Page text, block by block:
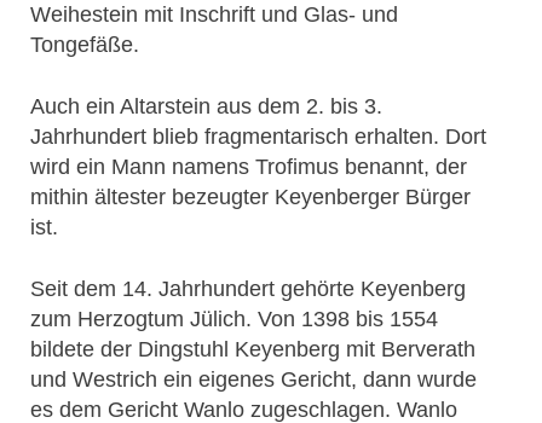
Weihestein mit Inschrift und Glas- und
Tongefäße.
Auch ein Altarstein aus dem 2. bis 3.
Jahrhundert blieb fragmentarisch erhalten. Dort
wird ein Mann namens Trofimus benannt, der
mithin ältester bezeugter Keyenberger Bürger
ist.
Seit dem 14. Jahrhundert gehörte Keyenberg
zum Herzogtum Jülich. Von 1398 bis 1554
bildete der Dingstuhl Keyenberg mit Berverath
und Westrich ein eigenes Gericht, dann wurde
es dem Gericht Wanlo zugeschlagen. Wanlo